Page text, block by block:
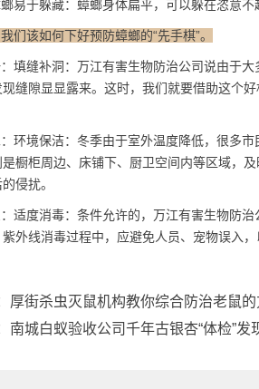
易于躲藏：蟑螂身体扁平，可以躲在恣意
们该如何下好预防蟑螂的“先手棋”。
填缝补洞：万江有害生物防治公司说由于
现缝隙显显露来。这时，我们就要借助这个
环境保洁：冬季由于室外温度降低，很多市
是橱柜周边、床铺下、厨卫空间内等区域，
侵扰。
适度消毒：条件允许的，万江有害生物防
外线消毒过程中，应避免人员、宠物误入
厚街杀虫灭鼠机构教你综合防治老鼠的
南城白蚁验收公司千年古银杏“体检”发